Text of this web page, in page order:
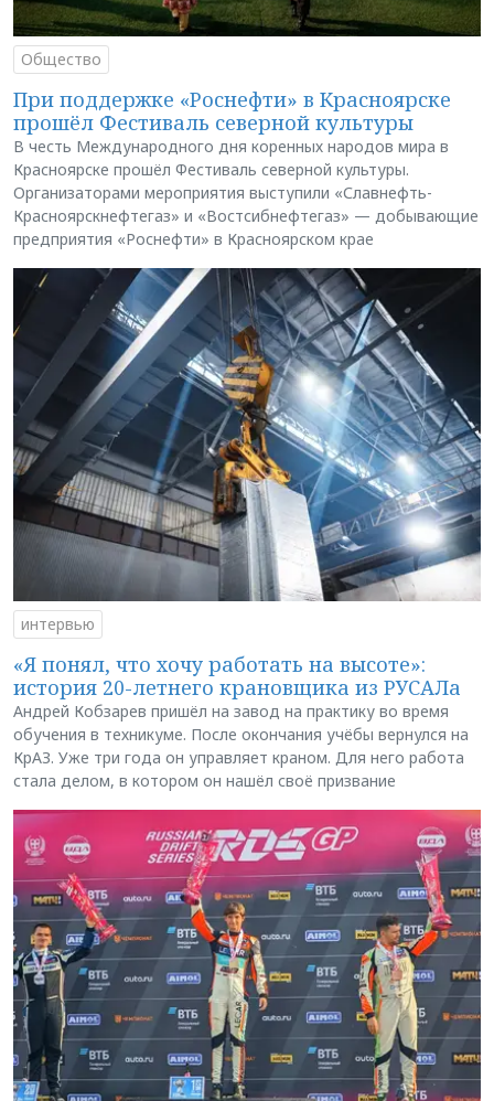
Общество
При поддержке «Роснефти» в Красноярске
прошёл Фестиваль северной культуры
В честь Международного дня коренных народов мира в
Красноярске прошёл Фестиваль северной культуры.
Организаторами мероприятия выступили «Славнефть-
Красноярскнефтегаз» и «Востсибнефтегаз» — добывающие
предприятия «Роснефти» в Красноярском крае
интервью
«Я понял, что хочу работать на высоте»:
история 20-летнего крановщика из РУСАЛа
Андрей Кобзарев пришёл на завод на практику во время
обучения в техникуме. После окончания учёбы вернулся на
КрАЗ. Уже три года он управляет краном. Для него работа
стала делом, в котором он нашёл своё призвание